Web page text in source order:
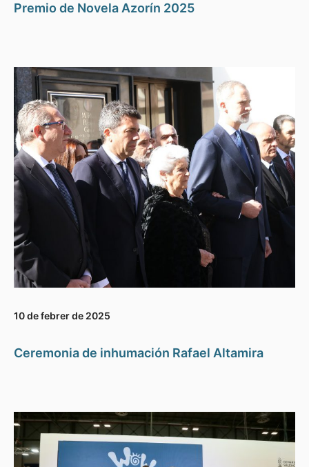
Premio de Novela Azorín 2025
10 de febrer de 2025
Ceremonia de inhumación Rafael Altamira